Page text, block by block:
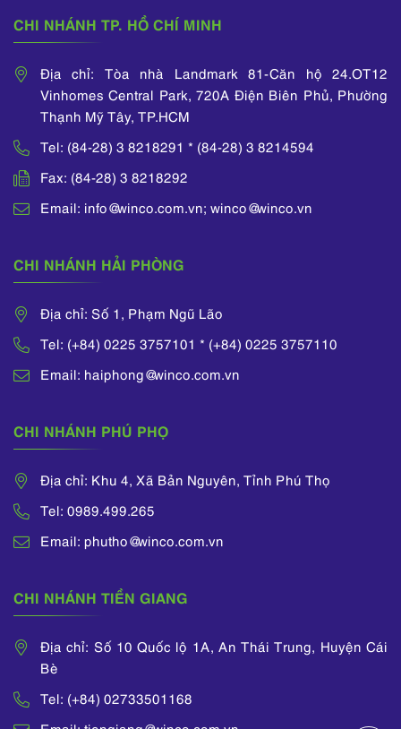
CHI NHÁNH TP. HỒ CHÍ MINH
Địa chỉ: Tòa nhà Landmark 81-Căn hộ 24.OT12
Vinhomes Central Park, 720A Điện Biên Phủ, Phường
Thạnh Mỹ Tây, TP.HCM
Tel: (84-28) 3 8218291 * (84-28) 3 8214594
Fax: (84-28) 3 8218292
Email: info@winco.com.vn; winco@winco.vn
CHI NHÁNH HẢI PHÒNG
Địa chỉ: Số 1, Phạm Ngũ Lão
Tel: (+84) 0225 3757101 * (+84) 0225 3757110
Email: haiphong@winco.com.vn
CHI NHÁNH PHÚ PHỌ
Địa chỉ: Khu 4, Xã Bản Nguyên, Tỉnh Phú Thọ
Tel: 0989.499.265
Email: phutho@winco.com.vn
CHI NHÁNH TIỀN GIANG
Địa chỉ: Số 10 Quốc lộ 1A, An Thái Trung, Huyện Cái
Bè
Tel: (+84) 02733501168